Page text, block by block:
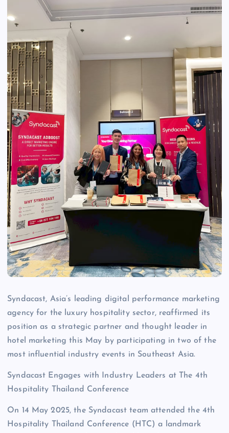
Syndacast, Asia’s leading digital performance marketing
agency for the luxury hospitality sector, reaffirmed its
position as a strategic partner and thought leader in
hotel marketing this May by participating in two of the
most influential industry events in Southeast Asia.
Syndacast Engages with Industry Leaders at The 4th
Hospitality Thailand Conference
On 14 May 2025, the Syndacast team attended the 4th
Hospitality Thailand Conference (HTC) a landmark